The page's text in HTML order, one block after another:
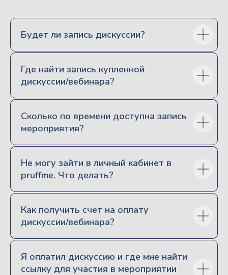
Будет ли запись дискуссии?
Где найти запись купленной
дискуссии/вебинара?
Сколько по времени доступна запись
мероприятия?
Не могу зайти в личный кабинет в
pruffme. Что делать?
Как получить счет на оплату
дискуссии/вебинара?
Я оплатил дискуссию и где мне найти
ссылку для участия в мероприятии
написать на почту
Основное
Направления
Об образовательной организации
Авторский цикл
Вяткиным
Видеоматериалы форума «Наследники»
Гражданское право
Корпоративное право
Наследственное право
Семейное право
Процессуальное право
Налоговое право